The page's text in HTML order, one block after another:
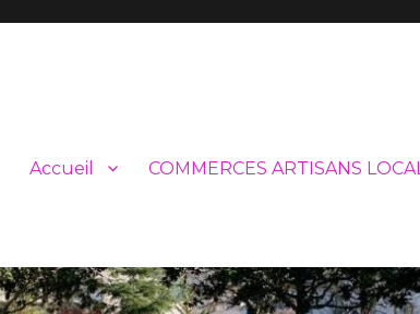
Accueil COMMERCES ARTISANS LOCAL